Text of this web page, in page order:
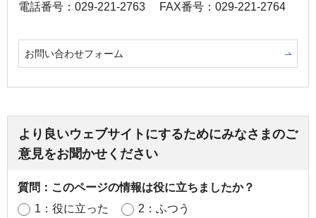
電話番号：029-221-2763
FAX番号：029-221-2764
お問い合わせフォーム
より良いウェブサイトにするためにみなさまのご
意見をお聞かせください
質問：このページの情報は役に立ちましたか？
1：役に立った
2：ふつう